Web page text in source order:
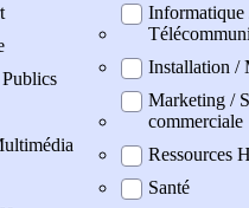
Informatique
Installation /
Marketing /
commerciale
Ressources
Santé